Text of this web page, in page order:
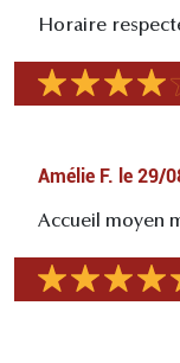
Horaire
Amélie F. le 29/
Accueil moyen